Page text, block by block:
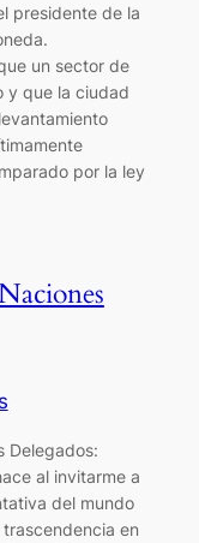
presidente de la
un sector de
y que la ciudad
por la ley
Delegados:
al invitarme a
del mundo
en